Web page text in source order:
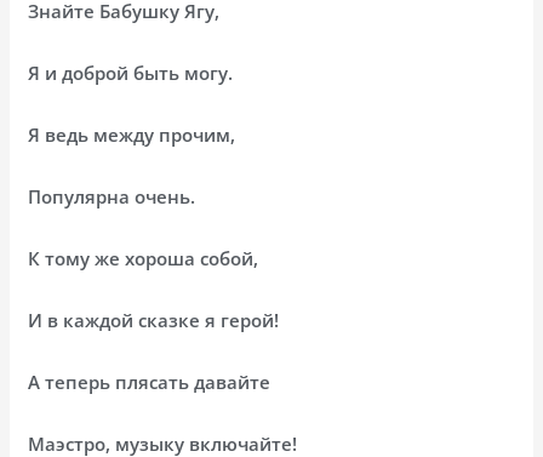
Знайте Бабушку Ягу,
Я и доброй быть могу.
Я ведь между прочим,
Популярна очень.
К тому же хороша собой,
И в каждой сказке я герой!
А теперь плясать давайте
Маэстро, музыку включайте!